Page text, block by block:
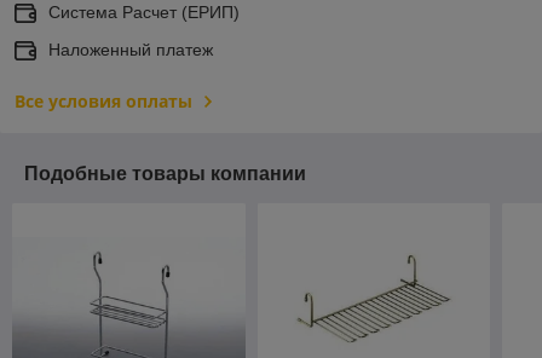
Система Расчет (ЕРИП)
Наложенный платеж
Все условия оплаты
Подобные товары компании